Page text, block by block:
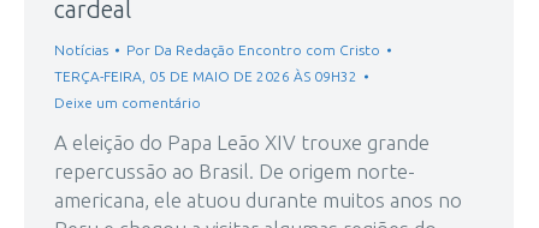
cardeal
Notícias Por Da Redação Encontro com Cristo
TERÇA-FEIRA, 05 DE MAIO DE 2026 ÀS 09H32
Deixe um comentário
A eleição do Papa Leão XIV trouxe grande
repercussão ao Brasil. De origem norte-
americana, ele atuou durante muitos anos no